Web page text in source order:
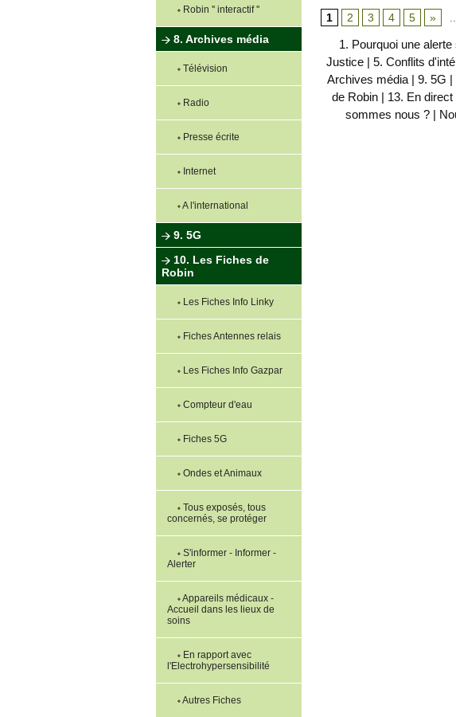
Robin '' interactif ''
8. Archives média
Télévision
Radio
Presse écrite
Internet
A l'international
9. 5G
10. Les Fiches de
Robin
Les Fiches Info Linky
Fiches Antennes relais
Les Fiches Info Gazpar
Compteur d'eau
Fiches 5G
Ondes et Animaux
Tous exposés, tous
concernés, se protéger
S'informer - Informer -
Alerter
Appareils médicaux -
Accueil dans les lieux de
soins
En rapport avec
l'Electrohypersensibilité
Autres Fiches
1
2 3 4 5 »
1. Pourquoi une alerte
Justice | 5. Conflits
Archives média | 9. 5G |
de Robin | 13. En direct
sommes nous ? |